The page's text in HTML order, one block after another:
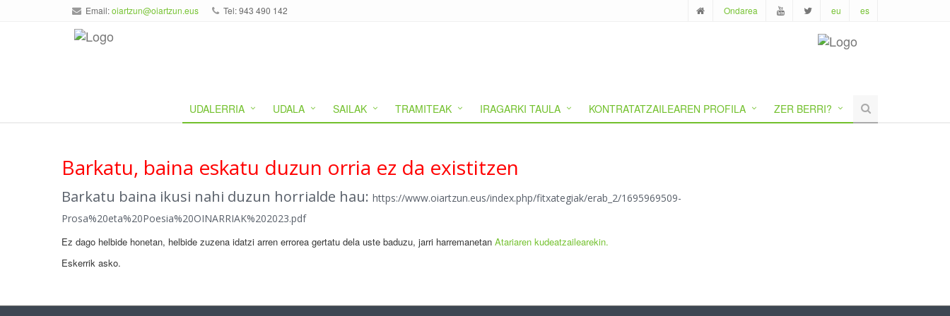
Email:oiartzun@oiartzun.eus Tel: 943 490 142 Ondarea eu es
UDALERRIA UDALA SAILAK TRAMITEAK IRAGARKI TAULA KONTRATATZAILEAREN PROFILA ZER BERRI?
Barkatu, baina eskatu duzun orria ez da existitzen
Barkatu baina ikusi nahi duzun horrialde hau: https://www.oiartzun.eus/index.php/fitxategiak/erab_2/1695969509-
Prosa%20eta%20Poesia%20OINARRIAK%202023.pdf
Ez dago helbide honetan, helbide zuzena idatzi arren errorea gertatu dela uste baduzu, jarri harremanetan Atariaren kudeatzailearekin.
Eskerrik asko.